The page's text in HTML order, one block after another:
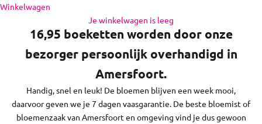
Naar inhoud
Winkelwagen
Je winkelwagen is leeg
en de regio daaromheen, op zon- en feestdagen bezorgen we
niet.
16,95 boeketten worden door onze
bezorger persoonlijk overhandigd in
Amersfoort.
Handig, snel en leuk! De bloemen blijven een week mooi,
daarvoor geven we je 7 dagen vaasgarantie. De beste bloemist of
bloemenzaak van Amersfoort en omgeving vind je dus gewoon